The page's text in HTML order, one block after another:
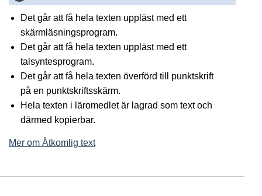
Det går att få hela texten uppläst med ett
skärmläsningsprogram.
Det går att få hela texten uppläst med ett
talsyntesprogram.
Det går att få hela texten överförd till punktskrift
på en punktskriftsskärm.
Hela texten i läromedlet är lagrad som text och
därmed kopierbar.
Mer om Åtkomlig text